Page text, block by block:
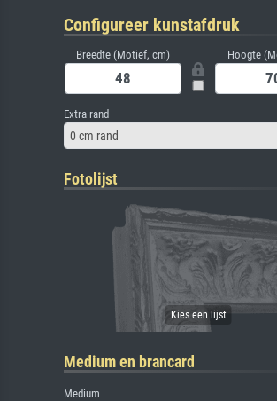
Configureer kunstafdruk
Breedte (Motief, cm) Hoogte
Extra rand
0 cm rand
Fotolijst
Medium en brancard
Medium